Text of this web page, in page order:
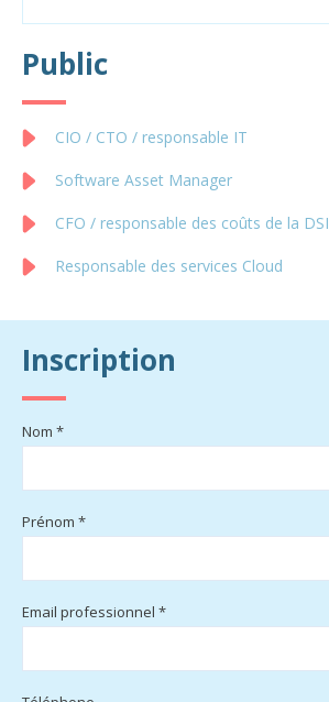
Public
CIO / CTO / responsable IT
Software Asset Manager
CFO / responsable des coûts de la DSI
Responsable des services Cloud
Inscription
Nom *
Prénom *
Email professionnel *